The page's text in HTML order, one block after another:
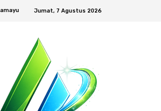
Jumat, 7 Agustus 2026